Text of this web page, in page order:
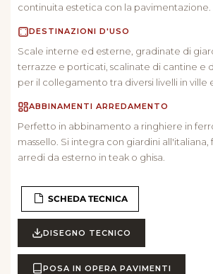
continuita estetica con la pavimentazione.
DESTINAZIONI D'USO
Scale interne ed esterne, gradinate di
terrazze e porticati, scalinate di cantine e
per il collegamento tra diversi livelli in ville
ABBINAMENTI ARREDAMENTO
Perfetto in abbinamento a ringhiere in
massello. Si integra con giardini
arredi da esterno in teak o ghisa.
SCHEDA TECNICA
DISEGNO TECNICO
POSA IN OPERA PAVIMENTI